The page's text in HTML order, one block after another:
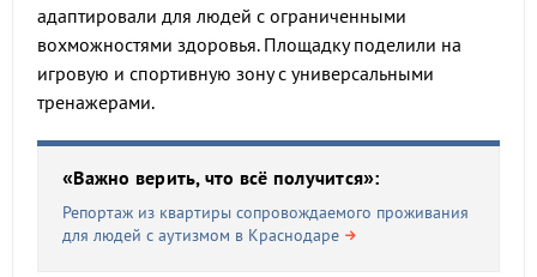
адаптировали для людей с ограниченными
вохможностями здоровья. Площадку поделили на
игровую и спортивную зону с универсальными
тренажерами.
«Важно верить, что всё получится»:
Репортаж из квартиры сопровождаемого проживания
для людей с аутизмом в Краснодаре